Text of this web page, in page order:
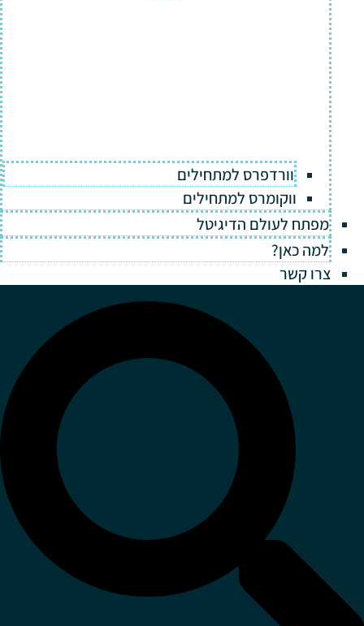
וורדפרס למתחילים
ווקומרס למתחילים
מפתח לעולם הדיגיטל
למה כאן?
צרו קשר